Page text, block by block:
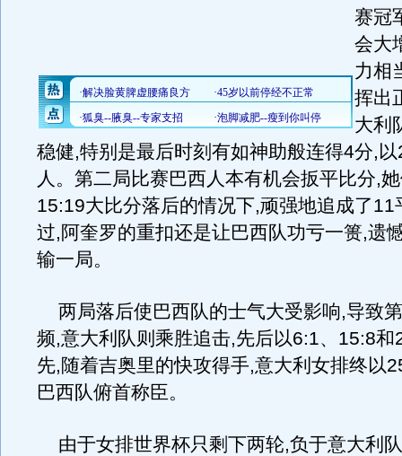
赛冠
会大
力相
挥出
大利
稳健,特别是最后时刻有如神助般连得4分,
人。第二局比赛巴西人本有机会扳平比分,
15:19大比分落后的情况下,顽强地追成了11
过,阿奎罗的重扣还是让巴西队功亏一篑,遗
输一局。
两局落后使巴西队的士气大受影响,导致
频,意大利队则乘胜追击,先后以6:1、15:8和
先,随着吉奥里的快攻得手,意大利女排终以
巴西队俯首称臣。
由于女排世界杯只剩下两轮,负于意大利